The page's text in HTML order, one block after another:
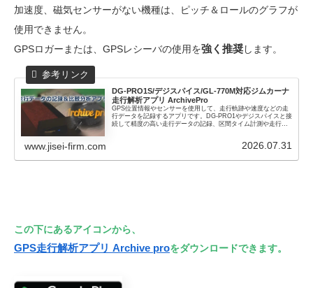
加速度、磁気センサーがない機種は、ピッチ＆ロールのグラフが
使用できません。
GPSロガーまたは、GPSレシーバの使用を強く推奨します。
DG-PRO1S/デジスパイス/GL-770M対応ジムカーナ
走行解析アプリ ArchivePro
GPS位置情報やセンサーを使用して、走行軌跡や速度などの走
行データを記録するアプリです。DG-PRO1やデジスパイスと接
続して精度の高い走行データの記録、区間タイム計測や走行デ
www.jisei-firm.com 2026.07.31
この下にあるアイコンから、
GPS走行解析アプリ Archive proをダウンロードできます。